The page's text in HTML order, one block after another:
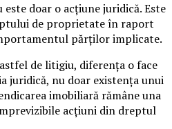
doar o acțiune juridică. Este
de proprietate în raport
părților implicate.
de litigiu, diferența o face
juridică, nu doar existența unui
imobiliară rămâne una
acțiuni din dreptul